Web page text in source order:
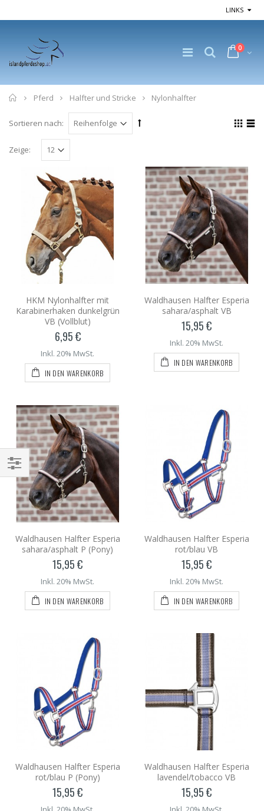
LINKS
0
Home
Pferd Halfter und Stricke Nylonhalfter
Sortieren nach:
Zeige:
HKM Nylonhalfter mit
Karabinerhaken dunkelgrün
VB (Vollblut)
6,95 €
Inkl. 20% MwSt.
IN DEN WARENKORB
Waldhausen Halfter Esperia
sahara/asphalt VB
15,95 €
Inkl. 20% MwSt.
IN DEN WARENKORB
Waldhausen Halfter Esperia
sahara/asphalt P (Pony)
15,95 €
Inkl. 20% MwSt.
IN DEN WARENKORB
Waldhausen Halfter Esperia
rot/blau VB
15,95 €
Inkl. 20% MwSt.
IN DEN WARENKORB
Waldhausen Halfter Esperia
rot/blau P (Pony)
15,95 €
Waldhausen Halfter Esperia
lavendel/tobacco VB
15,95 €